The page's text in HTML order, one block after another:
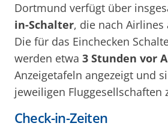
Dortmund verfügt über
in-Schalter, die nach
Die für das Einchecken
werden etwa 3 Stunden vor
Anzeigetafeln angezeigt und
jeweiligen Fluggesellschaften
Check-in-Zeiten